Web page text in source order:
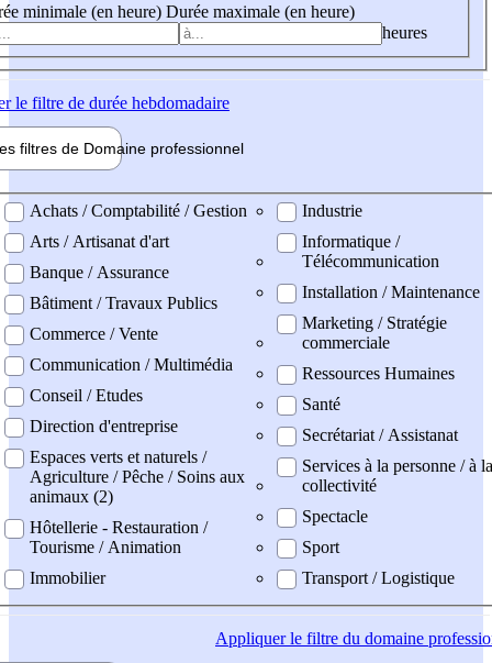
minimale (en heure) Durée maximale (en heure)
heures
le filtre de durée hebdomadaire
filtres de Domaine professionnel
professionel
Achats / Comptabilité / Gestion
Arts / Artisanat d'art
Banque / Assurance
Bâtiment / Travaux Publics
Commerce / Vente
Communication / Multimédia
Conseil / Etudes
Direction d'entreprise
Espaces verts et naturels /
Agriculture / Pêche / Soins aux
animaux (2)
Hôtellerie - Restauration /
Tourisme / Animation
Immobilier
Industrie
Informatique /
Télécommunication
Installation / Maintenance
Marketing / Stratégie
commerciale
Ressources Humaines
Santé
Secrétariat / Assistanat
Services à la personne / à la
collectivité
Spectacle
Sport
Transport / Logistique
Appliquerle filtre du domaine